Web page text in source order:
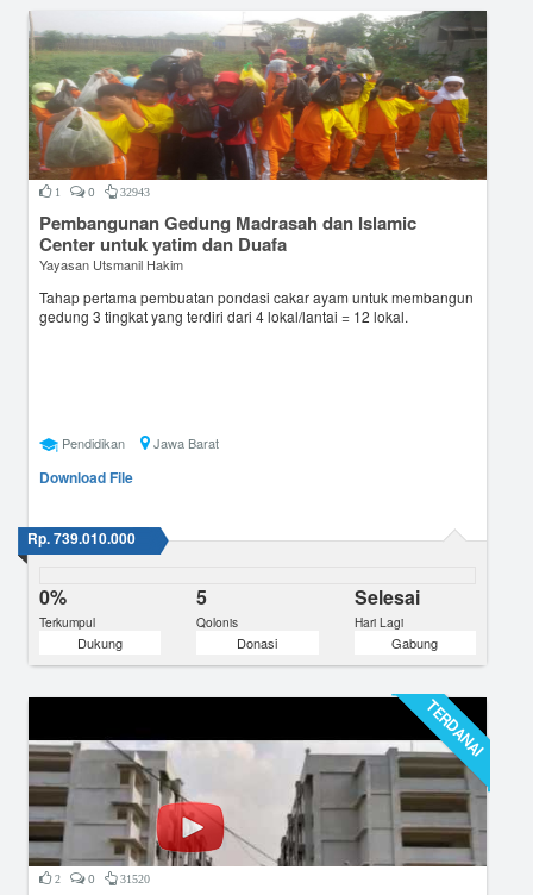
1 0 32943
Pembangunan Gedung Madrasah dan Islamic
Center untuk yatim dan Duafa
Yayasan Utsmanil Hakim
Tahap pertama pembuatan pondasi cakar ayam untuk membangun
gedung 3 tingkat yang terdiri dari 4 lokal/lantai = 12 lokal.
Pendidikan Jawa Barat
Download File
Rp. 739.010.000
0%
Terkumpul
5
Qolonis
Selesai
Hari Lagi
Dukung Donasi Gabung
TERDANAI
2 0 31520